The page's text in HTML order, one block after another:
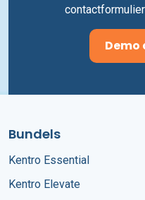
Bundels
Kentro Essential
Kentro Elevate